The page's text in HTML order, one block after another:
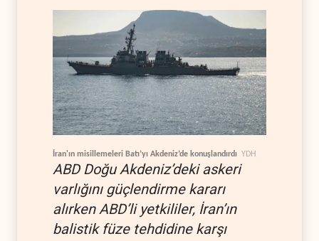
İran'ın misillemeleri Batı’yı Akdeniz’de konuşlandırdı YDH
ABD Doğu Akdeniz’deki askeri
varlığını güçlendirme kararı
alırken ABD’li yetkililer, İran’ın
balistik füze tehdidine karşı